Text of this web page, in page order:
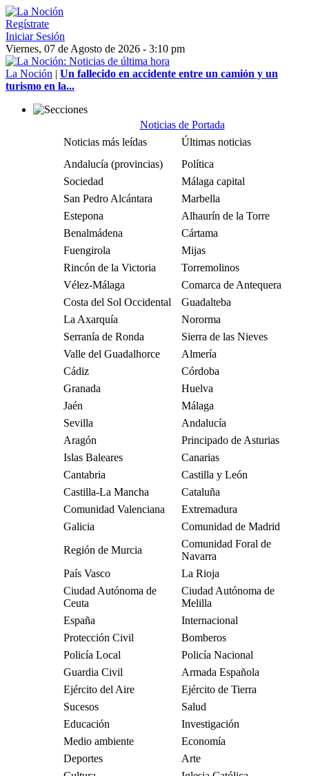
Regístrate
Iniciar Sesión
Viernes, 07 de Agosto de 2026 - 3:10 pm
La Noción | Un fallecido en accidente entre un camión y un
turismo en la...
Noticias de Portada
Noticias más leídas
Últimas noticias
Andalucía (provincias)
Política
Sociedad
Málaga capital
San Pedro Alcántara
Marbella
Estepona
Alhaurín de la Torre
Benalmádena
Cártama
Fuengirola
Mijas
Rincón de la Victoria
Torremolinos
Vélez-Málaga
Comarca de Antequera
Costa del Sol Occidental
Guadalteba
La Axarquía
Nororma
Serranía de Ronda
Sierra de las Nieves
Valle del Guadalhorce
Almería
Cádiz
Córdoba
Granada
Huelva
Jaén
Málaga
Sevilla
Andalucía
Aragón
Principado de Asturias
Islas Baleares
Canarias
Cantabria
Castilla y León
Castilla-La Mancha
Cataluña
Comunidad Valenciana
Extremadura
Galicia
Comunidad de Madrid
Región de Murcia
Comunidad Foral de
Navarra
País Vasco
La Rioja
Ciudad Autónoma de
Ceuta
Ciudad Autónoma de
Melilla
España
Internacional
Protección Civil
Bomberos
Policía Local
Policía Nacional
Guardia Civil
Armada Española
Ejército del Aire
Ejército de Tierra
Sucesos
Salud
Educación
Investigación
Medio ambiente
Economía
Deportes
Arte